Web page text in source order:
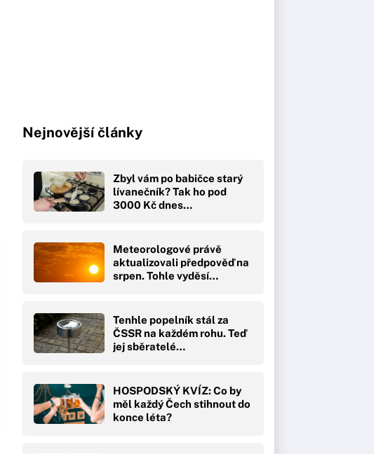
Nejnovější články
Zbyl vám po babičce starý
lívanečník? Tak ho pod
3000 Kč dnes…
Meteorologové právě
aktualizovali předpověď na
srpen. Tohle vyděsí…
Tenhle popelník stál za
ČSSR na každém rohu. Teď
jej sběratelé…
HOSPODSKÝ KVÍZ: Co by
měl každý Čech stihnout do
konce léta?